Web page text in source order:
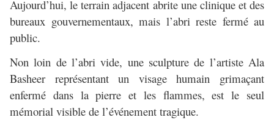
Aujourd’hui, le terrain adjacent abrite une clinique et des
bureaux gouvernementaux, mais l’abri reste fermé au
public.
Non loin de l’abri vide, une sculpture de l’artiste Ala
Basheer représentant un visage humain grimaçant
enfermé dans la pierre et les flammes, est le seul
mémorial visible de l’événement tragique.